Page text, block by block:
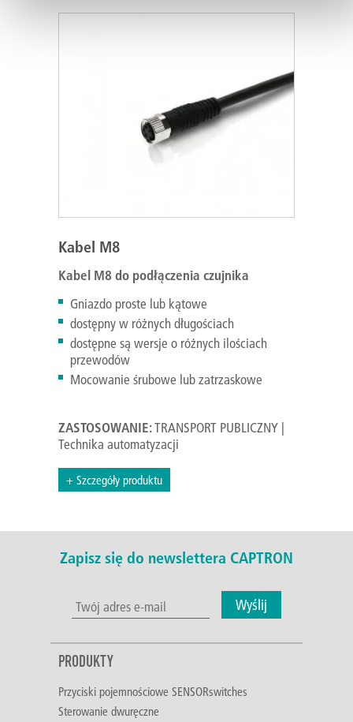
Kabel M8
Kabel M8 do podłączenia czujnika
Gniazdo proste lub kątowe
dostępny w różnych długościach
dostępne są wersje o różnych ilościach
przewodów
Mocowanie śrubowe lub zatrzaskowe
ZASTOSOWANIE:TRANSPORT PUBLICZNY |
Technika automatyzacji
+ Szczegóły produktu
Zapisz się do newslettera CAPTRON
Wyślij
PRODUKTY
Przyciski pojemnościowe SENSORswitches
Sterowanie dwuręczne